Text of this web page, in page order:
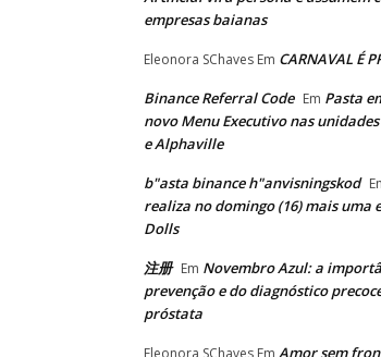
empresas baianas
Eleonora SChaves Em CARNAVAL É
Binance Referral Code Em Pasta
novo Menu Executivo nas
e Alphaville
b"asta binance h"anvisningskod
realiza no domingo (16) mais uma
Dolls
注册 Em Novembro Azul: a
prevenção e do diagnóstico
próstata
Eleonora SChaves Em Amor sem